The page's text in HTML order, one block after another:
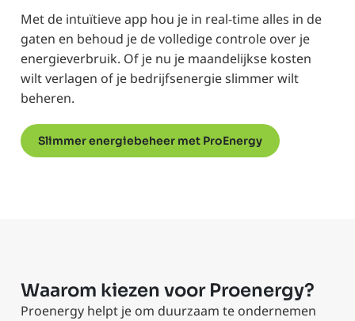
Met de intuïtieve app hou je in real-time alles in de
gaten en behoud je de volledige controle over je
energieverbruik. Of je nu je maandelijkse kosten
wilt verlagen of je bedrijfsenergie slimmer wilt
beheren.
Slimmer energiebeheer met ProEnergy
Waarom kiezen voor Proenergy?
Proenergy helpt je om duurzaam te ondernemen